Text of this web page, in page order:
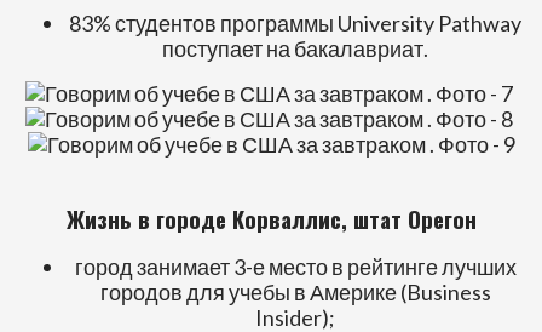
83% студентов программы University Pathway
поступает на бакалавриат.
Жизнь в городе Корваллис, штат Орегон
город занимает 3-е место в рейтинге лучших
городов для учебы в Америке (Business
Insider);